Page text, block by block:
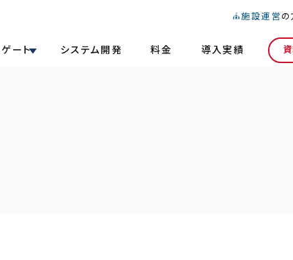
ート システム開発 料金 導入実績
施設運営 の